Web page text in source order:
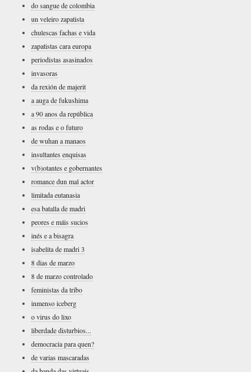
do sangue de colombia
un veleiro zapatista
chulescas fachas e vida
zapatistas cara europa
periodistas asasinados
invasoras
da rexión de majerit
a auga de fukushima
a 90 anos da república
as rodas e o futuro
de wuhan a manaos
insultantes enquisas
v(b)otantes e gobernantes
romance dun mal actor
limitada eutanasia
esa batalla de madri
peores e máis sucios
inés e a bisagra
isabelita de madri 3
8 dias de marzo
8 de marzo controlado
feministas da tribo
inmenso iceberg
o virus do lixo
liberdade disturbios...
democracia para quen?
de varias mascaradas